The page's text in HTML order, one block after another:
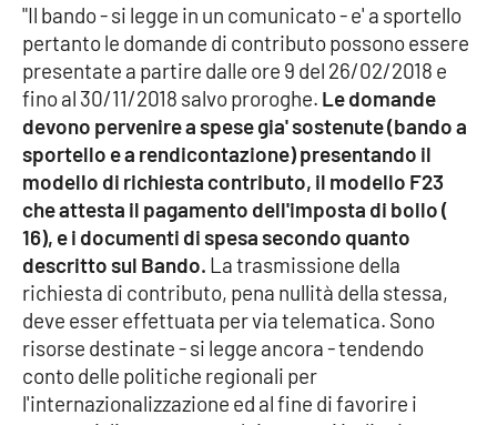
Cultura
Economia e Lavoro
Politica
Sanità
Società
Sport
RUBRICHE
"Il bando - si legge in un comunicato - e' a sportello
pertanto le domande di contributo possono essere
presentate a partire dalle ore 9 del 26/02/2018 e
fino al 30/11/2018 salvo proroghe. Le domande
devono pervenire a spese gia' sostenute (bando a
sportello e a rendicontazione) presentando il
modello di richiesta contributo, il modello F23
che attesta il pagamento dell'imposta di bollo (
16), e i documenti di spesa secondo quanto
descritto sul Bando. La trasmissione della
richiesta di contributo, pena nullità della stessa,
deve esser effettuata per via telematica. Sono
risorse destinate - si legge ancora - tendendo
conto delle politiche regionali per
l'internazionalizzazione ed al fine di favorire i